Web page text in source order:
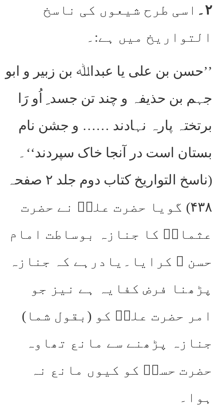
۲۔
اسی طرح شیعوں کی ناسخ
التواریخ میں ہے:۔
’’حسن بن علی یا عبداﷲ بن زبیر و ابو
جہم بن حذیفہ و چند تن جسد ِ اُو رَا
برتختہ پارہ نہادند …… و جشن نام
بستان است در آنجا خاک سپردند‘‘۔
(ناسخ التواریخ کتاب دوم جلد ۲ صفحہ
۴۳۸) گویا حضرت علیؓ نے حضرت
عثمانؓ کا جنازہ بوساطت امام
حسن ؓ کرایا۔یادرہے کہ جنازہ
پڑھنا فرض کفایہ ہے نیز جو
امر حضرت علیؓ کو (بقول شما)
جنازہ پڑھنے سے مانع تھاوہ
حضرت حسنؓ کو کیوں مانع نہ
ہوا۔